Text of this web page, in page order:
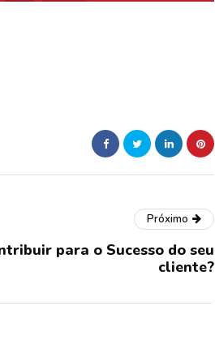
Próximo
para o Sucesso do seu
cliente?